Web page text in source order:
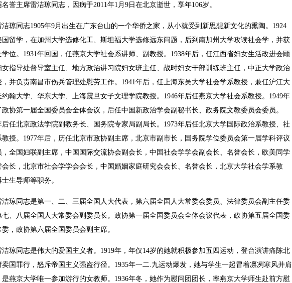
誉主席雷洁琼同志，因病于2011年1月9日在北京逝世，享年106岁。
同志1905年9月出生在广东台山的一个华侨之家，从小就受到新思想新文化的熏陶。1924
国留学，在加州大学选修化工、斯坦福大学选修远东问题，后到南加州大学攻读社会学，并获
学位。1931年回国，任燕京大学社会系讲师、副教授。1938年后，任江西省妇女生活改进会顾
女指导处督导室主任、地方政治讲习院妇女班主任、战时妇女干部训练班主任，中正大学政治
，并负责南昌市伤兵管理处慰劳工作。1941年后，任上海东吴大学社会学系教授，兼任沪江大
约翰大学、华东大学、上海震旦女子文理学院教授。1946年后任燕京大学社会系教授。1949年
政协第一届全国委员会全体会议，后任中国新政治学会副秘书长、政务院文教委员会委员。
后任北京政法学院副教务长、国务院专家局副局长。1973年后任北京大学国际政治系教授、社
教授。1977年后，历任北京市政协副主席，北京市副市长，国务院学位委员会第一届学科评议
，全国妇联副主席，中国国际交流协会副会长，中国社会学学会副会长、名誉会长，欧美同学
会长，北京市社会学学会会长，中国婚姻家庭研究会会长、名誉会长，北京大学社会学系教
生导师等职务。
同志是第一、二、三届全国人大代表，第六届全国人大常委会委员、法律委员会副主任委
七、八届全国人大常委会副委员长。政协第一届全国委员会全体会议代表，政协第五届全国委
委，政协第六届全国委员会副主席。
同志是伟大的爱国主义者。1919年，年仅14岁的她就积极参加五四运动，登台演讲痛陈北
卖国罪行，怒斥帝国主义强盗行径。1935年一二.九运动爆发，她与学生一起冒着凛冽寒风并肩
是燕京大学唯一参加游行的女教师。1936年冬，她作为慰问团团长，率燕京大学师生赴前方慰